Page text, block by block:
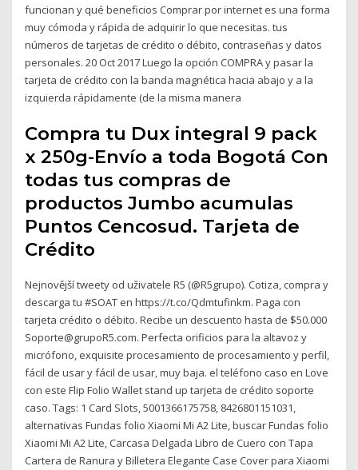
funcionan y qué beneficios Comprar por internet es una forma
muy cómoda y rápida de adquirir lo que necesitas. tus
números de tarjetas de crédito o débito, contraseñas y datos
personales. 20 Oct 2017 Luego la opción COMPRA y pasar la
tarjeta de crédito con la banda magnética hacia abajo y a la
izquierda rápidamente (de la misma manera
Compra tu Dux integral 9 pack
x 250g-Envío a toda Bogotá Con
todas tus compras de
productos Jumbo acumulas
Puntos Cencosud. Tarjeta de
Crédito
Nejnovější tweety od uživatele R5 (@R5grupo). Cotiza, compra y
descarga tu #SOAT en https://t.co/Qdmtufinkm. Paga con
tarjeta crédito o débito. Recibe un descuento hasta de $50.000
Soporte@grupoR5.com. Perfecta orificios para la altavoz y
micrófono, exquisite procesamiento de procesamiento y perfil,
fácil de usar y fácil de usar, muy baja. el teléfono caso en Love
con este Flip Folio Wallet stand up tarjeta de crédito soporte
caso. Tags: 1 Card Slots, 5001366175758, 8426801151031,
alternativas Fundas folio Xiaomi Mi A2 Lite, buscar Fundas folio
Xiaomi Mi A2 Lite, Carcasa Delgada Libro de Cuero con Tapa
Cartera de Ranura y Billetera Elegante Case Cover para Xiaomi